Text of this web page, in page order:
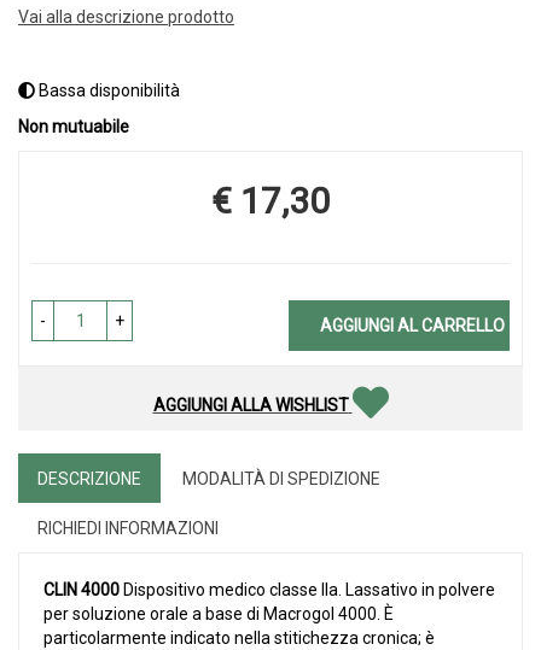
Vai alla descrizione prodotto
Bassa disponibilità
Non mutuabile
Prezzo
€ 17,30
- + AGGIUNGI AL CARRELLO
AGGIUNGI ALLA WISHLIST
DESCRIZIONE MODALITÀ DI SPEDIZIONE
RICHIEDI INFORMAZIONI
CLIN 4000 Dispositivo medico classe IIa. Lassativo in polvere
per soluzione orale a base di Macrogol 4000. È
particolarmente indicato nella stitichezza cronica; è